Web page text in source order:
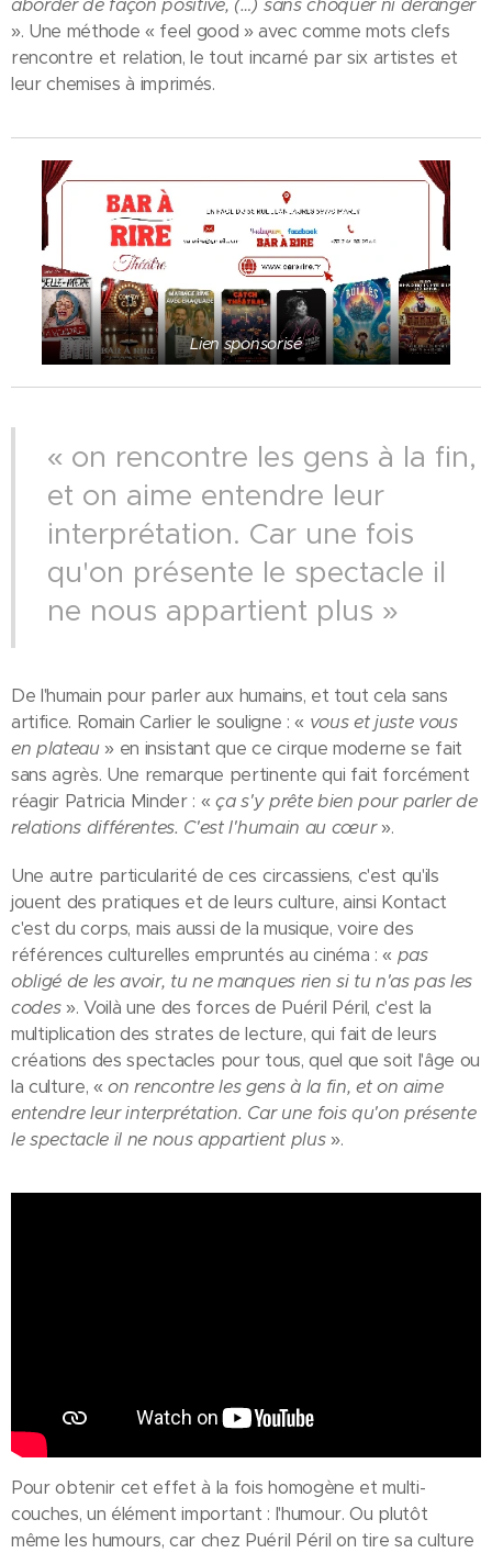
aborder de façon positive, (…) sans choquer ni déranger
». Une méthode « feel good » avec comme mots clefs
rencontre et relation, le tout incarné par six artistes et
leur chemises à imprimés.
Lien sponsorisé
« on rencontre les gens à la fin,
et on aime entendre leur
interprétation. Car une fois
qu'on présente le spectacle il
ne nous appartient plus »
De l'humain pour parler aux humains, et tout cela sans
artifice. Romain Carlier le souligne : « vous et juste vous
en plateau» en insistant que ce cirque moderne se fait
sans agrès. Une remarque pertinente qui fait forcément
réagir Patricia Minder : «ça s'y prête bien pour parler de
relations différentes. C'est l'humain au cœur».
Une autre particularité de ces circassiens, c'est qu'ils
jouent des pratiques et de leurs culture, ainsi Kontact
c'est du corps, mais aussi de la musique, voire des
références culturelles empruntés au cinéma : « pas
obligé de les avoir, tu ne manques rien si tu n'as pas les
codes». Voilà une des forces de Puéril Péril, c'est la
multiplication des strates de lecture, qui fait de leurs
créations des spectacles pour tous, quel que soit l'âge ou
la culture, «on rencontre les gens à la fin, et on aime
entendre leur interprétation. Car une fois qu'on présente
le spectacle il ne nous appartient plus».
Pour obtenir cet effet à la fois homogène et multi-
couches, un élément important : l'humour. Ou plutôt
même les humours, car chez Puéril Péril on tire sa culture